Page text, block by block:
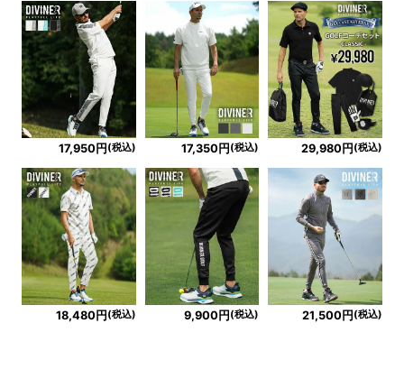
17,950円 (税込) 17,350円 (税込) 29,980円 (税込)
18,480円 (税込) 9,900円 (税込) 21,500円 (税込)